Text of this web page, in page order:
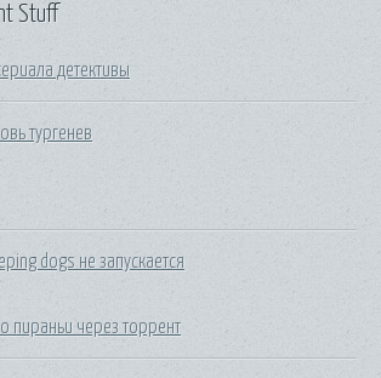
Stuff
детективы
тургенев
dogs не запускается
пираньи через торрент